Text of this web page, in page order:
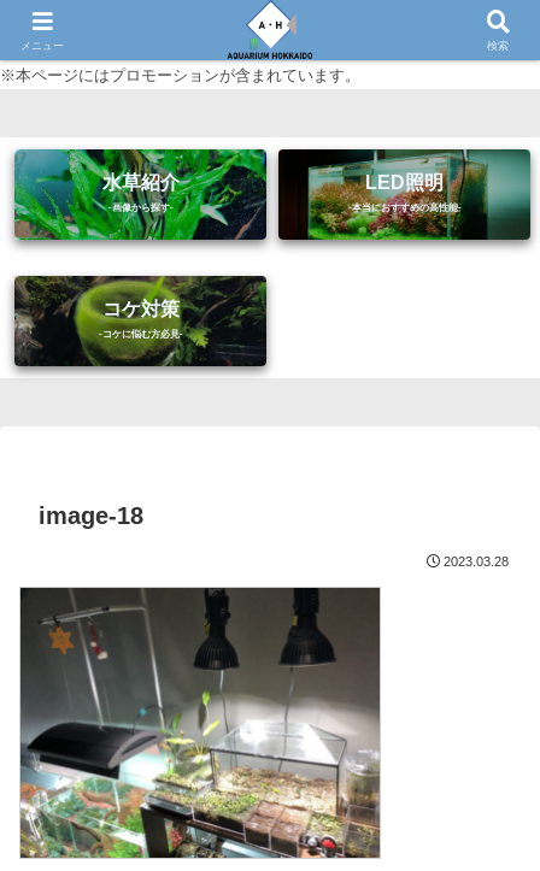
初心者に優しいアクアリウム（熱帯魚・水草等）情報サイト
※本ページにはプロモーションが含まれています。
水草紹介 LED照明
コケ対策
image-18
2023.03.28
メニュー 検索